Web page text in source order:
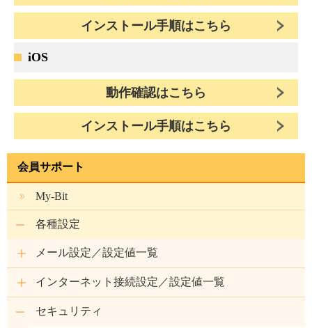
インストール手順はこちら
iOS
動作確認はこちら
インストール手順はこちら
会員サポート
My-Bit
各種設定
メール設定／設定値一覧
インターネット接続設定／設定値一覧
セキュリティ